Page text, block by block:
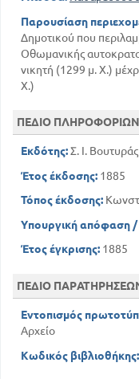
Παρουσίαση
Δημοτικού που
Οθωμανικής
νικητή (1299 μ. Χ.)
Χ.)
ΠΕΔΙΟ
Εκδότης:Σ. Ι. Βουτυράς
Έτος έκδοσης: 1885
Τόπος έκδοσης:
Υπουργική απόφαση
Έτος έγκρισης: 1885
ΠΕΔΙΟ
Εντοπισμός
Αρχείο
Κωδικός βιβλιοθήκης: